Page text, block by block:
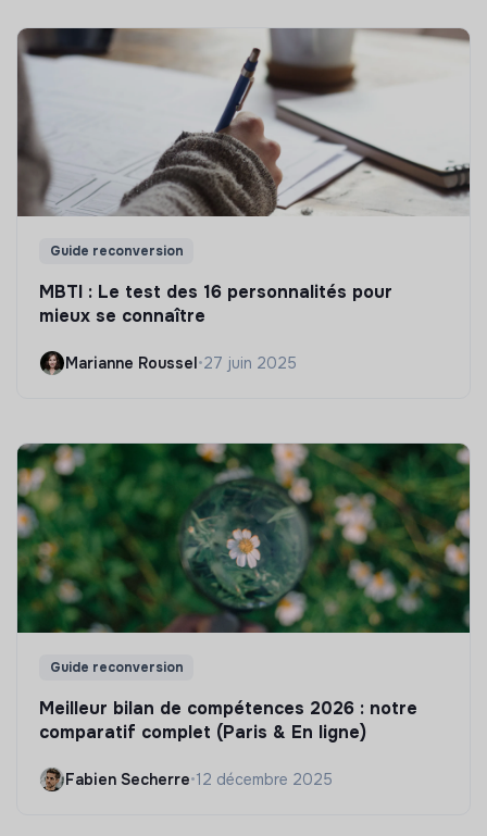
Guide reconversion
MBTI : Le test des 16 personnalités pour
mieux se connaître
Marianne Roussel•27 juin 2025
Guide reconversion
Meilleur bilan de compétences 2026 : notre
comparatif complet (Paris & En ligne)
Fabien Secherre•12 décembre 2025